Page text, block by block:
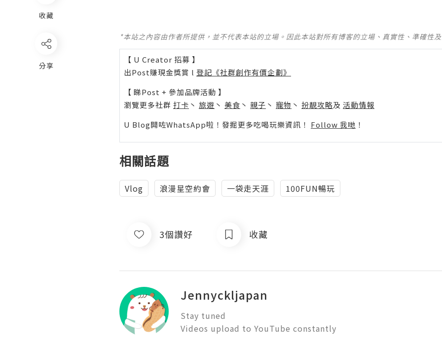
收藏
分享
*本站之內容由作者所提供，並不代表本站的立場。因此本站對所有博客的立場、真實性、準確性
【 U Creator 招募 】
出Post賺現金獎賞 l 登記《社群創作有價企劃》
【 睇Post + 參加品牌活動 】
瀏覽更多社群 打卡 丶 旅遊 丶 美食 丶 親子 丶 寵物 丶 扮靚攻略及 活動情報
U Blog開咗WhatsApp啦！發掘更多吃喝玩樂資訊！ Follow 我哋 ！
相關話題
Vlog 浪漫星空約會 一袋走天涯 100FUN暢玩
3個讚好 收藏
Jennyckljapan
Stay tuned
Videos upload to YouTube constantly